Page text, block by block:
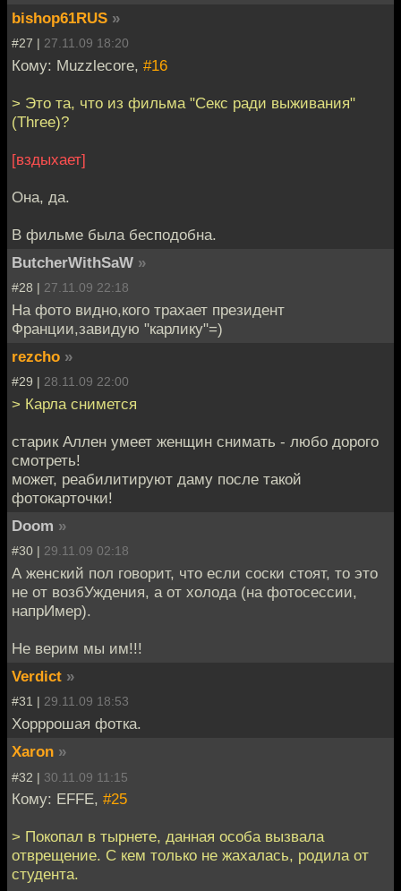
bishop61RUS »
#27 | 27.11.09 18:20
Кому: Muzzlecore, #16
> Это та, что из фильма "Секс ради выживания"
(Three)?
[вздыхает]
Она, да.
В фильме была бесподобна.
ButcherWithSaW »
#28 | 27.11.09 22:18
На фото видно,кого трахает президент
Франции,завидую "карлику"=)
rezcho »
#29 | 28.11.09 22:00
> Карла снимется
старик Аллен умеет женщин снимать - любо дорого
смотреть!
может, реабилитируют даму после такой
фотокарточки!
Doom »
#30 | 29.11.09 02:18
А женский пол говорит, что если соски стоят, то это
не от возбУждения, а от холода (на фотосессии,
напрИмер).
Не верим мы им!!!
Verdict »
#31 | 29.11.09 18:53
Хорррошая фотка.
Xaron »
#32 | 30.11.09 11:15
Кому: EFFE, #25
> Покопал в тырнете, данная особа вызвала
отврещение. С кем только не жахалась, родила от
студента.